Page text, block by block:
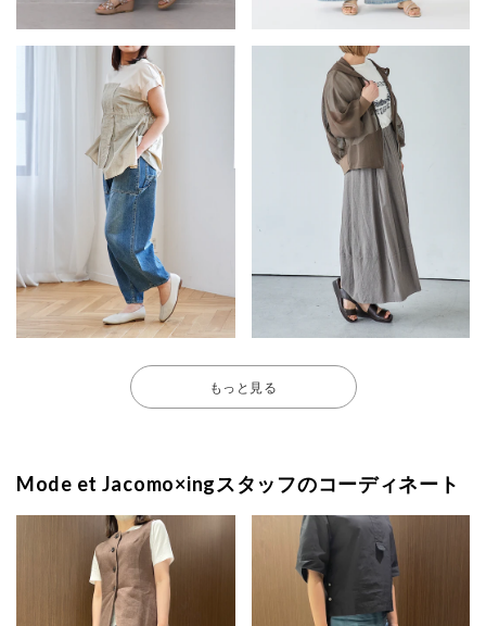
もっと見る
Mode et Jacomo×ingスタッフのコーディネート